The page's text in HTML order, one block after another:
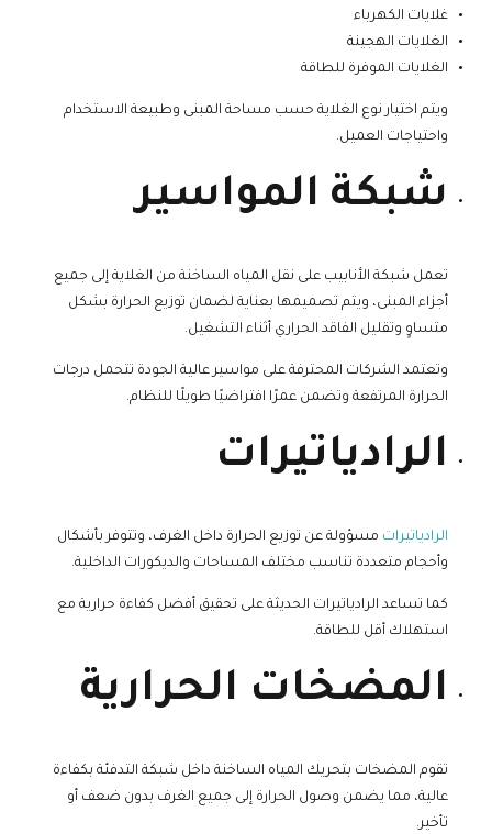
غلايات الكهرباء
الغلايات الهجينة
الغلايات الموفرة للطاقة
ويتم اختيار نوع الغلاية حسب مساحة المبنى وطبيعة الاستخدام
واحتياجات العميل.
شبكة المواسير
تعمل شبكة الأنابيب على نقل المياه الساخنة من الغلاية إلى جميع
أجزاء المبنى، ويتم تصميمها بعناية لضمان توزيع الحرارة بشكل
متساوٍ وتقليل الفاقد الحراري أثناء التشغيل.
وتعتمد الشركات المحترفة على مواسير عالية الجودة تتحمل درجات
الحرارة المرتفعة وتضمن عمرًا افتراضيًا طويلًا للنظام.
الرادياتيرات
الرادياتيرات مسؤولة عن توزيع الحرارة داخل الغرف، وتتوفر بأشكال
وأحجام متعددة تناسب مختلف المساحات والديكورات الداخلية.
كما تساعد الرادياتيرات الحديثة على تحقيق أفضل كفاءة حرارية مع
استهلاك أقل للطاقة.
المضخات الحرارية
تقوم المضخات بتحريك المياه الساخنة داخل شبكة التدفئة بكفاءة
عالية، مما يضمن وصول الحرارة إلى جميع الغرف بدون ضعف أو
تأخير.